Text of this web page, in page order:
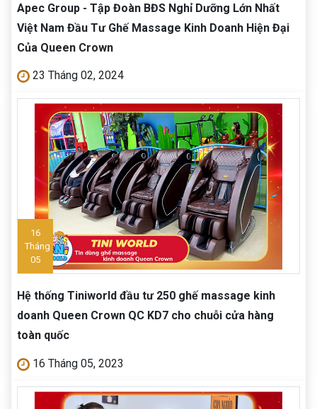
Apec Group - Tập Đoàn BĐS Nghỉ Dưỡng Lớn Nhất
Việt Nam Đầu Tư Ghế Massage Kinh Doanh Hiện Đại
Của Queen Crown
23 Tháng 02, 2024
16
Tháng
05
Hệ thống Tiniworld đầu tư 250 ghế massage kinh
doanh Queen Crown QC KD7 cho chuỗi cửa hàng
toàn quốc
16 Tháng 05, 2023